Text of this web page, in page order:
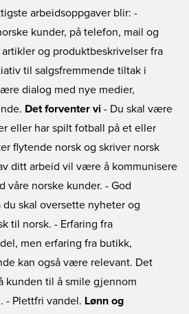
arbeidsoppgaver blir: -
kunder, på telefon, mail og
og produktbeskrivelser fra
til salgsfremmende tiltak i
dialog med nye medier,
Det forventer vi - Du skal være
eller har spilt fotball på et eller
flytende norsk og skriver norsk
ditt arbeid vil være å kommunisere
våre norske kunder. - God
du skal oversette nyheter og
til norsk. - Erfaring fra
men erfaring fra butikk,
kan også være relevant. Det
kunden til å smile gjennom
- Plettfri vandel. Lønn og